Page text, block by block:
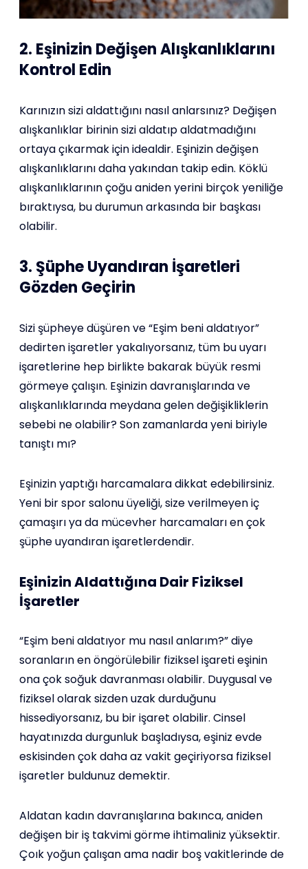
2. Eşinizin Değişen Alışkanlıklarını
Kontrol Edin
Karınızın sizi aldattığını nasıl anlarsınız? Değişen
alışkanlıklar birinin sizi aldatıp aldatmadığını
ortaya çıkarmak için idealdir. Eşinizin değişen
alışkanlıklarını daha yakından takip edin. Köklü
alışkanlıklarının çoğu aniden yerini birçok yeniliğe
bıraktıysa, bu durumun arkasında bir başkası
olabilir.
3. Şüphe Uyandıran İşaretleri
Gözden Geçirin
Sizi şüpheye düşüren ve “Eşim beni aldatıyor”
dedirten işaretler yakalıyorsanız, tüm bu uyarı
işaretlerine hep birlikte bakarak büyük resmi
görmeye çalışın. Eşinizin davranışlarında ve
alışkanlıklarında meydana gelen değişikliklerin
sebebi ne olabilir? Son zamanlarda yeni biriyle
tanıştı mı?
Eşinizin yaptığı harcamalara dikkat edebilirsiniz.
Yeni bir spor salonu üyeliği, size verilmeyen iç
çamaşırı ya da mücevher harcamaları en çok
şüphe uyandıran işaretlerdendir.
Eşinizin Aldattığına Dair Fiziksel
İşaretler
“Eşim beni aldatıyor mu nasıl anlarım?” diye
soranların en öngörülebilir fiziksel işareti eşinin
ona çok soğuk davranması olabilir. Duygusal ve
fiziksel olarak sizden uzak durduğunu
hissediyorsanız, bu bir işaret olabilir. Cinsel
hayatınızda durgunluk başladıysa, eşiniz evde
eskisinden çok daha az vakit geçiriyorsa fiziksel
işaretler buldunuz demektir.
Aldatan kadın davranışlarına bakınca, aniden
değişen bir iş takvimi görme ihtimaliniz yüksektir.
Çoık yoğun çalışan ama nadir boş vakitlerinde de